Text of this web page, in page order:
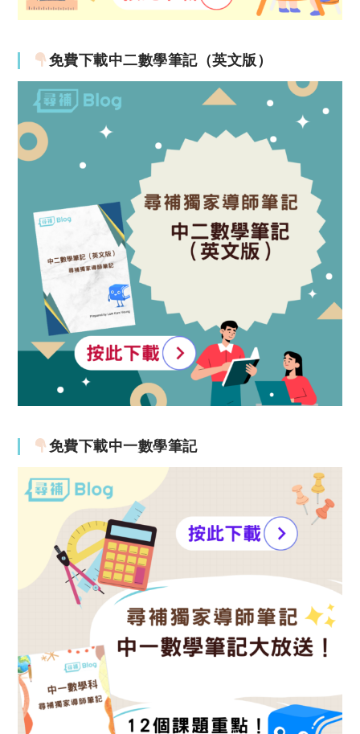
免費下載中二數學筆記（英文版）
免費下載中一數學筆記